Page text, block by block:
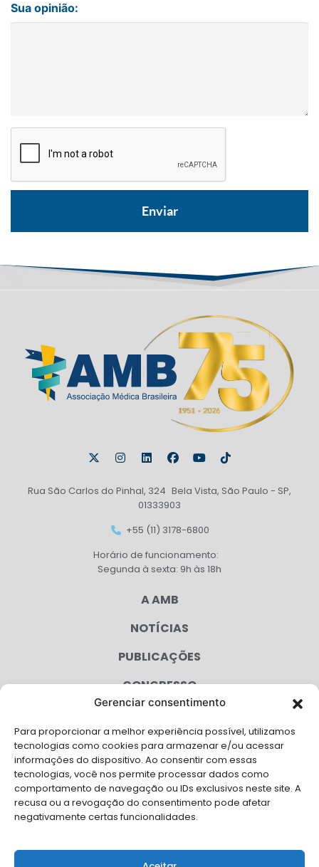
Gerenciar consentimento
Para proporcionar a melhor experiência possível, utilizamos
tecnologias como cookies para armazenar e/ou acessar
informações do dispositivo. Ao consentir com essas
tecnologias, você nos permite processar dados como
comportamento de navegação ou IDs exclusivos neste site. A
recusa ou a revogação do consentimento pode afetar
negativamente certas funcionalidades.
Sua opinião:
Rua São Carlos do Pinhal, 324 Bela Vista, São Paulo - SP,
01333903
+55 (11) 3178-6800
Horário de funcionamento:
Segunda à sexta: 9h às 18h
A AMB
NOTÍCIAS
PUBLICAÇÕES
CONGRESSO
CAMPANHAS
SERVIÇOS
FILIADAS
FALE CONOSCO